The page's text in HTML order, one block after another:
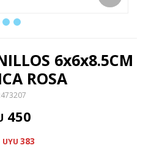
6x6x8.5CM
ROSA
473207
450
UYU 383